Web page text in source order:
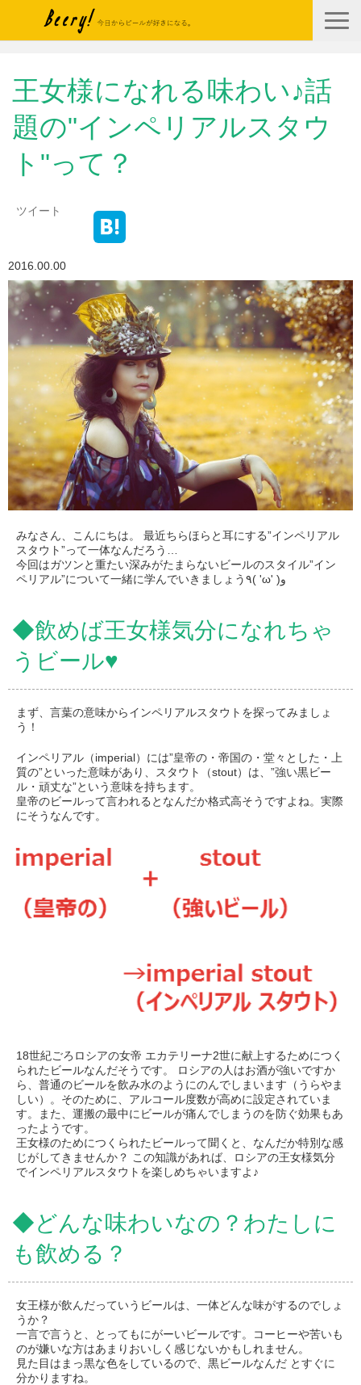
About
News
王女様になれる味わい♪話
題の"インペリアルスタウ
ト"って？
ツイート
2016.00.00
みなさん、こんにちは。 最近ちらほらと耳にする”インペリアル
スタウト”って一体なんだろう…
今回はガツンと重たい深みがたまらないビールのスタイル”イン
ペリアル”について一緒に学んでいきましょう٩( 'ω' )و
◆飲めば王女様気分になれちゃ
うビール♥
まず、言葉の意味からインペリアルスタウトを探ってみましょ
う！
インペリアル（imperial）には”皇帝の・帝国の・堂々とした・上
質の”といった意味があり、スタウト（stout）は、”強い黒ビー
ル・頑丈な”という意味を持ちます。
皇帝のビールって言われるとなんだか格式高そうですよね。実際
にそうなんです。
18世紀ごろロシアの女帝 エカテリーナ2世に献上するためにつく
られたビールなんだそうです。 ロシアの人はお酒が強いですか
ら、普通のビールを飲み水のようにのんでしまいます（うらやま
しい）。そのために、アルコール度数が高めに設定されていま
す。また、運搬の最中にビールが痛んでしまうのを防ぐ効果もあ
ったようです。
王女様のためにつくられたビールって聞くと、なんだか特別な感
じがしてきませんか？ この知識があれば、ロシアの王女様気分
でインペリアルスタウトを楽しめちゃいますよ♪
◆どんな味わいなの？わたしに
も飲める？
女王様が飲んだっていうビールは、一体どんな味がするのでしょ
うか？
一言で言うと、とってもにがーいビールです。コーヒーや苦いも
のが嫌いな方はあまりおいしく感じないかもしれません。
見た目はまっ黒な色をしているので、黒ビールなんだ とすぐに
分かりますね。